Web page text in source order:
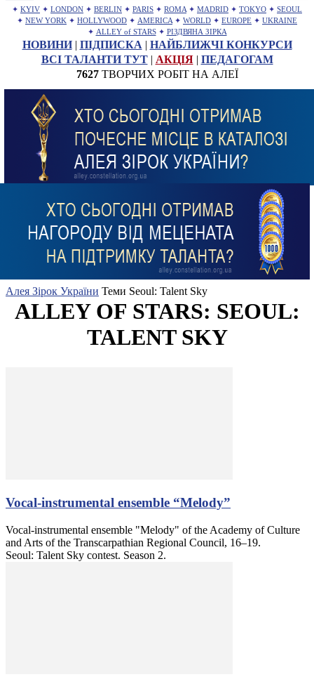
✦ KYIV ✦ LONDON ✦ BERLIN ✦ PARIS ✦ ROMA ✦ MADRID ✦ TOKYO ✦ SEOUL
✦ NEW YORK ✦ HOLLYWOOD ✦ AMERICA ✦ WORLD ✦ EUROPE ✦ UKRAINE
✦ ALLEY of STARS ✦ РІЗДВЯНА ЗІРКА
НОВИНИ| ПІДПИСКА | НАЙБЛИЖЧІ КОНКУРСИ
ВСІ ТАЛАНТИ ТУТ| АКЦІЯ| ПЕДАГОГАМ
7627ТВОРЧИХ РОБІТ НА АЛЕЇ
Алея Зірок України Теми Seoul: Talent Sky
ALLEY OF STARS: SEOUL:
TALENT SKY
Vocal-instrumental ensemble “Melody”
Vocal-instrumental ensemble "Melody" of the Academy of Culture
and Arts of the Transcarpathian Regional Council, 16–19.
Seoul: Talent Sky contest. Season 2.